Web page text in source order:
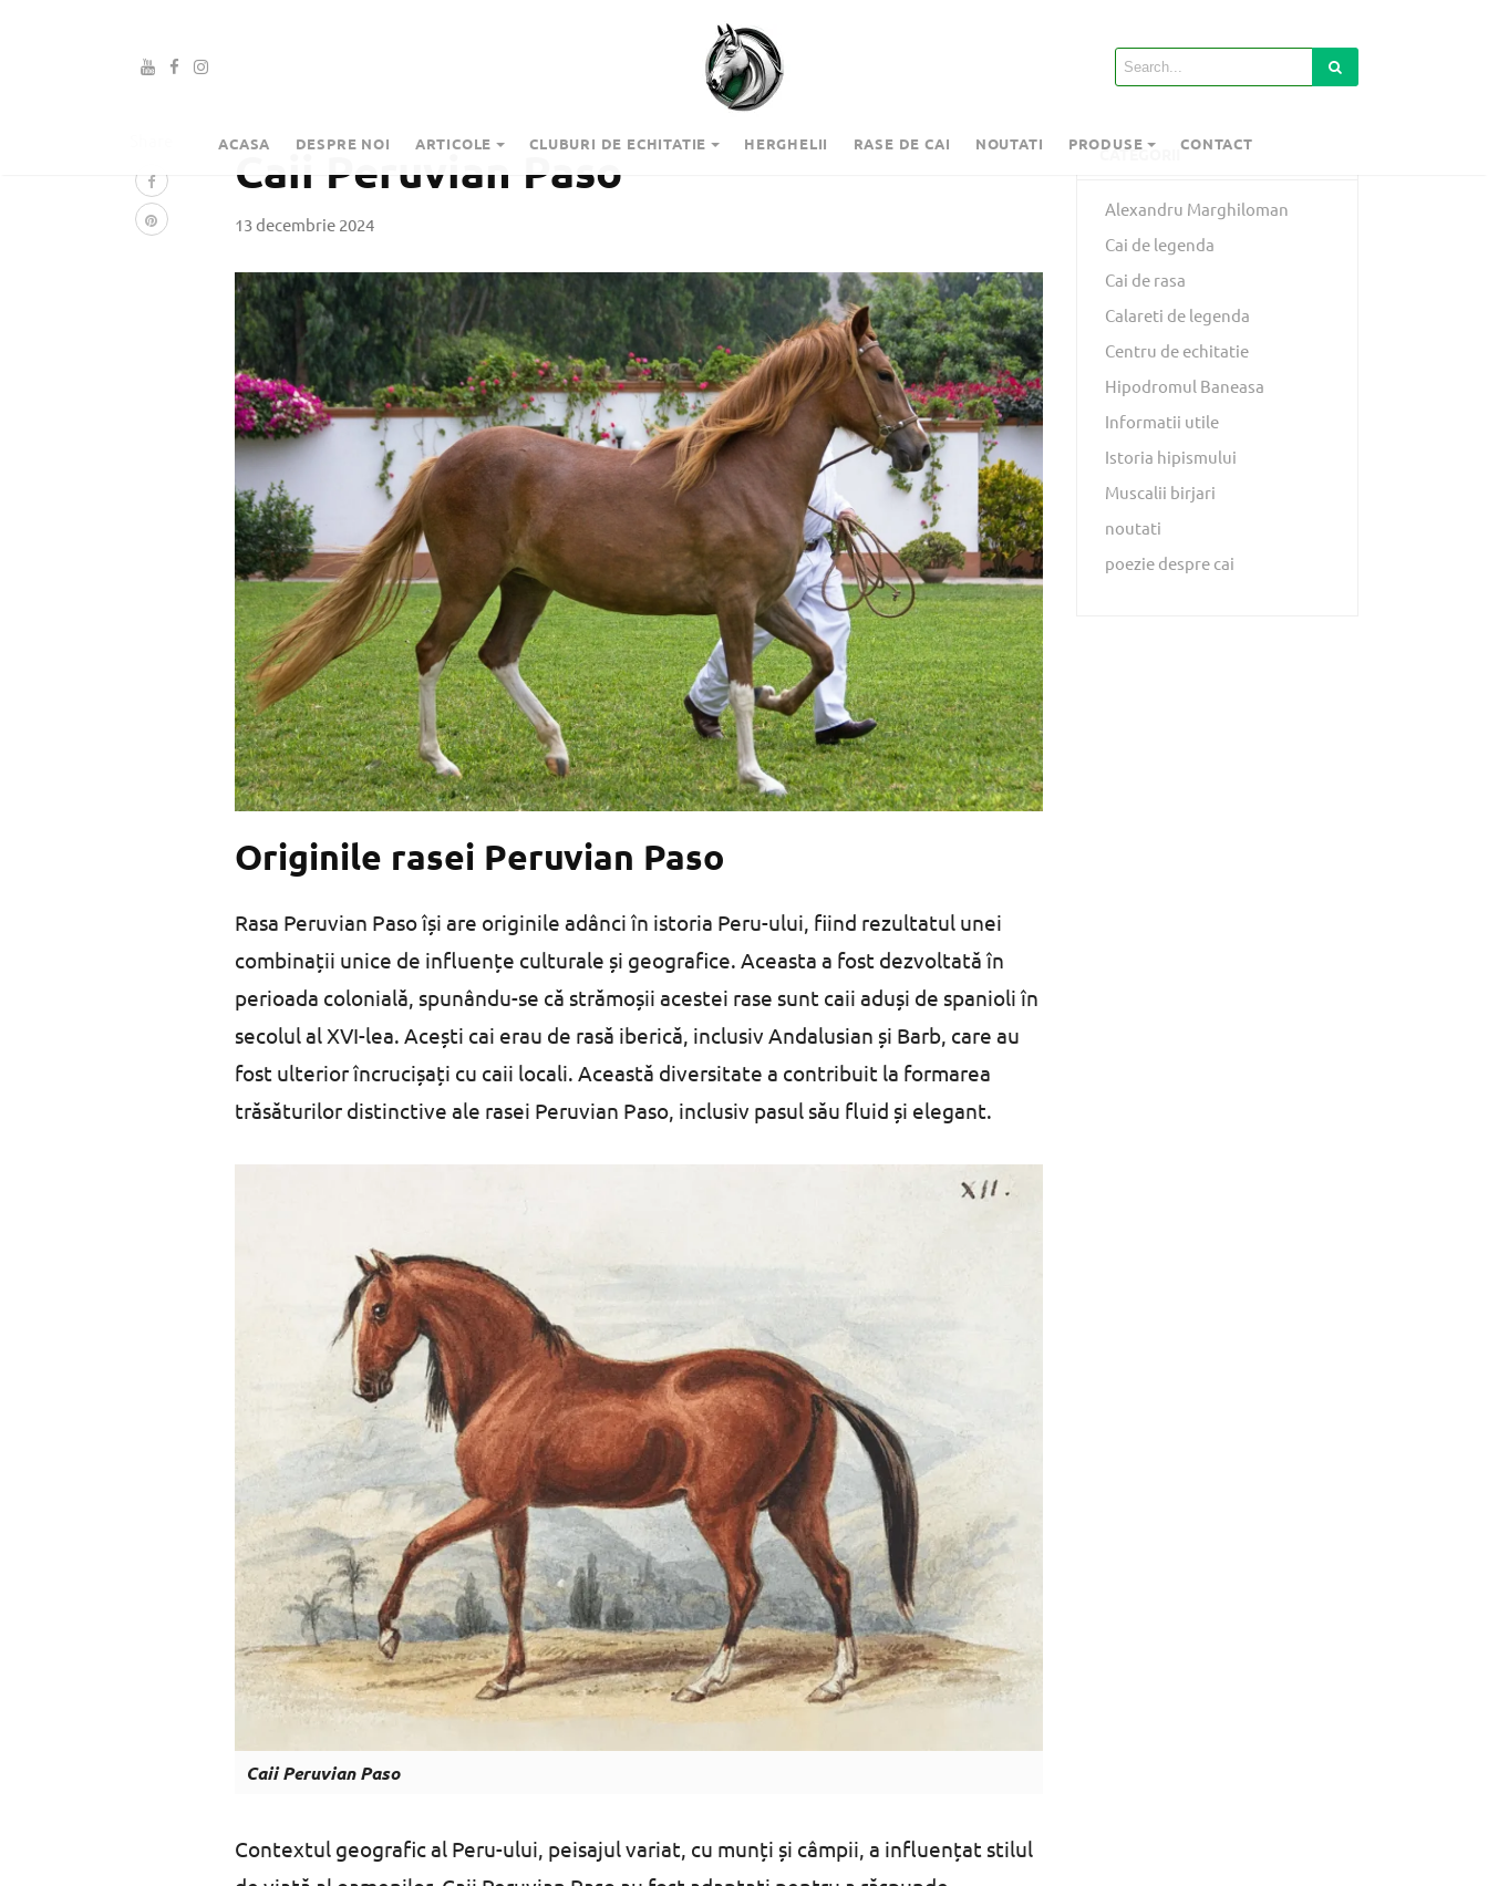
ACASA DESPRE NOI ARTICOLE CLUBURI DE ECHITATIE HERGHELII RASE DE CAI NOUTATI PRODUSE CONTACT
Caii Peruvian Paso
13 decembrie 2024
Originile rasei Peruvian Paso
Rasa Peruvian Paso își are originile adânci în istoria Peru-ului, fiind rezultatul unei
combinații unice de influențe culturale și geografice. Aceasta a fost dezvoltată în
perioada colonială, spunându-se că strămoșii acestei rase sunt caii aduși de spanioli în
secolul al XVI-lea. Acești cai erau de rasă iberică, inclusiv Andalusian și Barb, care au
fost ulterior încrucișați cu caii locali. Această diversitate a contribuit la formarea
trăsăturilor distinctive ale rasei Peruvian Paso, inclusiv pasul său fluid și elegant.
Caii Peruvian Paso
Contextul geografic al Peru-ului, peisajul variat, cu munți și câmpii, a influențat stilul
CATEGORII
Alexandru Marghiloman
Cai de legenda
Cai de rasa
Calareti de legenda
Centru de echitatie
Hipodromul Baneasa
Informatii utile
Istoria hipismului
Muscalii birjari
noutati
poezie despre cai